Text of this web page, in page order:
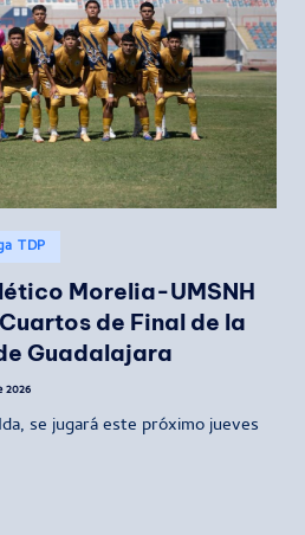
TDP
Morelia-UMSNH
de Final de la
Guadalajara
2026
se jugará este próximo jueves